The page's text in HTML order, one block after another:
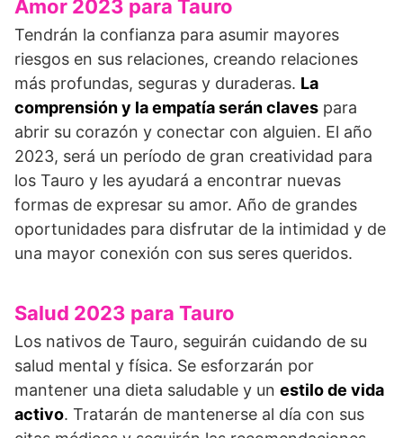
Amor 2023 para Tauro
Tendrán la confianza para asumir mayores
riesgos en sus relaciones, creando relaciones
más profundas, seguras y duraderas. La
comprensión y la empatía serán claves para
abrir su corazón y conectar con alguien. El año
2023, será un período de gran creatividad para
los Tauro y les ayudará a encontrar nuevas
formas de expresar su amor. Año de grandes
oportunidades para disfrutar de la intimidad y de
una mayor conexión con sus seres queridos.
Salud 2023 para Tauro
Los nativos de Tauro, seguirán cuidando de su
salud mental y física. Se esforzarán por
mantener una dieta saludable y un estilo de vida
activo. Tratarán de mantenerse al día con sus